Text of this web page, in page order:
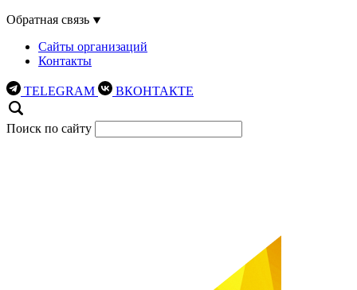
Обратная связь
Сайты организаций
Контакты
TELEGRAM ВКОНТАКТЕ
Поиск по сайту